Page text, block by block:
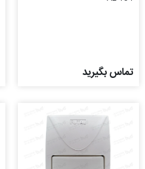
تماس بگیرید